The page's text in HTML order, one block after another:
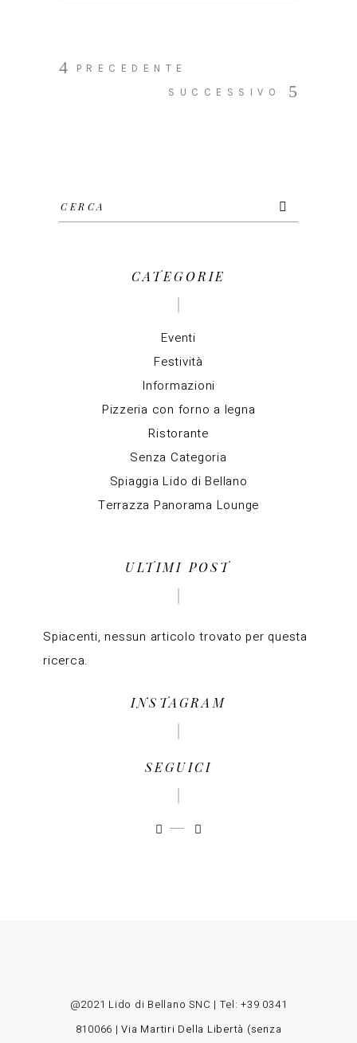
PRECEDENTE
SUCCESSIVO
Cerca
per:
CATEGORIE
Eventi
Festività
Informazioni
Pizzeria con forno a legna
Ristorante
Senza Categoria
Spiaggia Lido di Bellano
Terrazza Panorama Lounge
ULTIMI POST
Spiacenti, nessun articolo trovato per questa
ricerca.
INSTAGRAM
SEGUICI
@2021 Lido di Bellano SNC | Tel:+39 0341
810066 | Via Martiri Della Libertà (senza